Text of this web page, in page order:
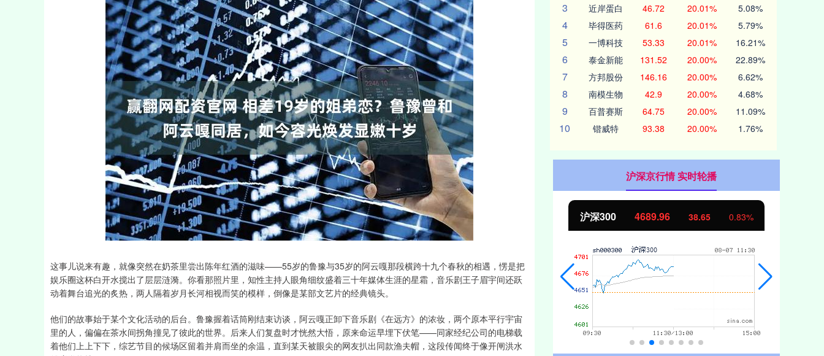
这事儿说来有趣，就像突然在奶茶里尝出陈年红酒的滋味——55岁的鲁豫与35岁的阿云嘎那段横跨十九个春秋的相遇，愣是把
娱乐圈这杯白开水搅出了层层涟漪。你看那照片里，知性主持人眼角细纹盛着三十年媒体生涯的星霜，音乐剧王子眉宇间还跃
动着舞台追光的炙热，两人隔着岁月长河相视而笑的模样，倒像是某部文艺片的经典镜头。
他们的故事始于某个文化活动的后台。鲁豫握着话筒刚结束访谈，阿云嘎正卸下音乐剧《在远方》的浓妆，两个原本平行宇宙
里的人，偏偏在茶水间拐角撞见了彼此的世界。后来人们复盘时才恍然大悟，原来命运早埋下伏笔——同家经纪公司的电梯载
着他们上上下下，综艺节目的候场区留着并肩而坐的余温，直到某天被眼尖的网友扒出同款渔夫帽，这段传闻终于像开闸洪水
3 近岸蛋白 46.72 20.01% 5.08%
4 毕得医药 61.6 20.01% 5.79%
5 一博科技 53.33 20.01% 16.21%
6 泰金新能 131.52 20.00% 22.89%
7 方邦股份 146.16 20.00% 6.62%
8 南模生物 42.9 20.00% 4.68%
9 百普赛斯 64.75 20.00% 11.09%
10 锴威特 93.38 20.00% 1.76%
沪深京行情 实时轮播
深证成指 14295.08 184.96 1.31% 沪深300 4689.96 38.65 北证50 1129.72 6.84 0.61%